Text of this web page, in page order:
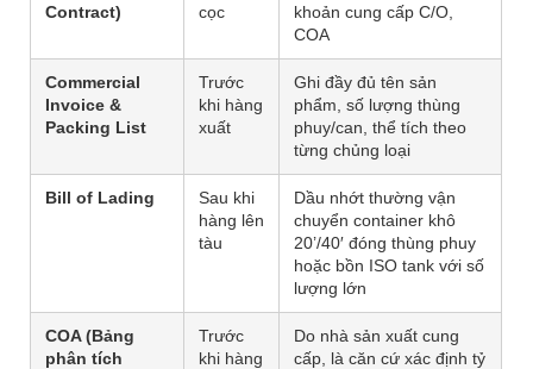
Contract)
cọc
khoản cung cấp C/O,
COA
Commercial
Invoice &
Packing List
Trước
khi hàng
xuất
Ghi đầy đủ tên sản
phẩm, số lượng thùng
phuy/can, thể tích theo
từng chủng loại
Bill of Lading
Sau khi
hàng lên
tàu
Dầu nhớt thường vận
chuyển container khô
20’/40′ đóng thùng phuy
hoặc bồn ISO tank với số
lượng lớn
COA (Bảng
phân tích
Trước
khi hàng
Do nhà sản xuất cung
cấp, là căn cứ xác định tỷ